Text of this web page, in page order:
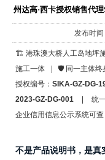
州达高·西卡授权销售代
发布时
🏗️ 港珠澳大桥人工岛地坪
施工一体
🛡️ 同一主体终
授权编号： SIKA-GZ-DG-
2023-GZ-DG-001
统
企业信用信息公示系统可查
不是产品说明书，是真